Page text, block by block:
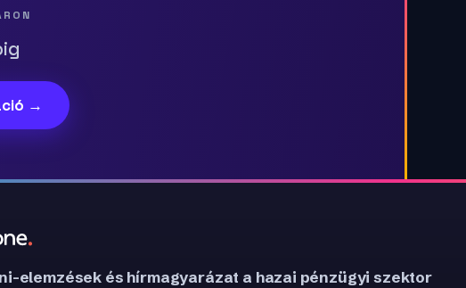
→
elemzések és hírmagyarázat a hazai pénzügyi szektor